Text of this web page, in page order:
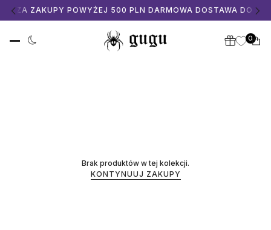
📦 ZA ZAKUPY POWYŻEJ 500 PLN DARMOWA DOSTAWA DO
0
Brak produktów w tej kolekcji.
KONTYNUUJ ZAKUPY